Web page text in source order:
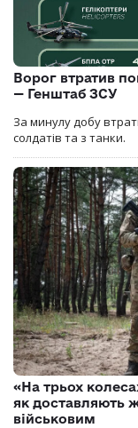
Ворог втратив
— Генштаб ЗСУ
За минулу добу
солдатів та з танки.
«На трьох
як доставляють
військовим